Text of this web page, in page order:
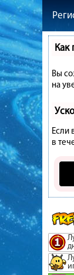
Как
Вы
на
Если
в